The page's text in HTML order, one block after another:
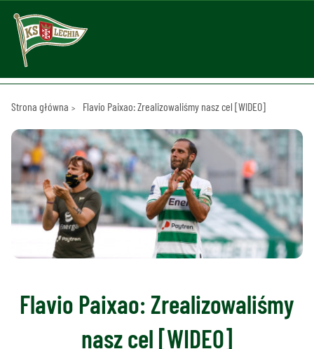
Strona główna Flavio Paixao: Zrealizowaliśmy nasz cel [WIDEO]
Flavio Paixao: Zrealizowaliśmy
nasz cel [WIDEO]